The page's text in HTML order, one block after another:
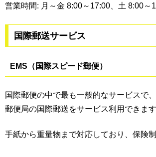
営業時間: 月～金 8:00～17:00、土 8:00～
国際郵送サービス
EMS（国際スピード郵便）
国際郵便の中で最も一般的なサービスで
郵便局の国際郵送をサービス利用できます
手紙から重量物まで対応しており、保険制